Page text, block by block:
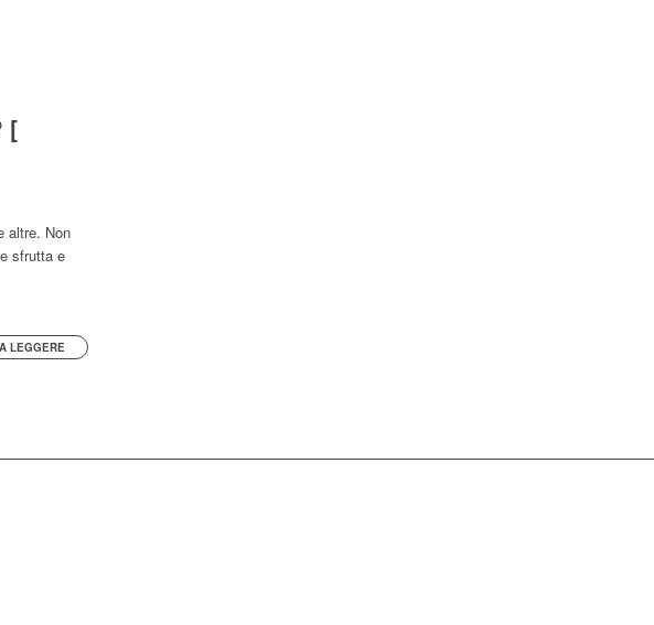
[
altre. Non
sfrutta e
LEGGERE